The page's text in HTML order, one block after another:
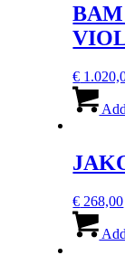
€
€ 268,00